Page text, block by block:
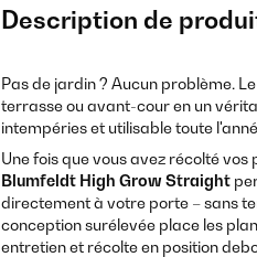
Description de
Pas de jardin ? Aucun problème.
terrasse ou avant-cour en un
intempéries et utilisable toute
Une fois que vous avez récolté
Blumfeldt High Grow Straight
directement à votre porte – sans
conception surélevée place les
entretien et récolte en position